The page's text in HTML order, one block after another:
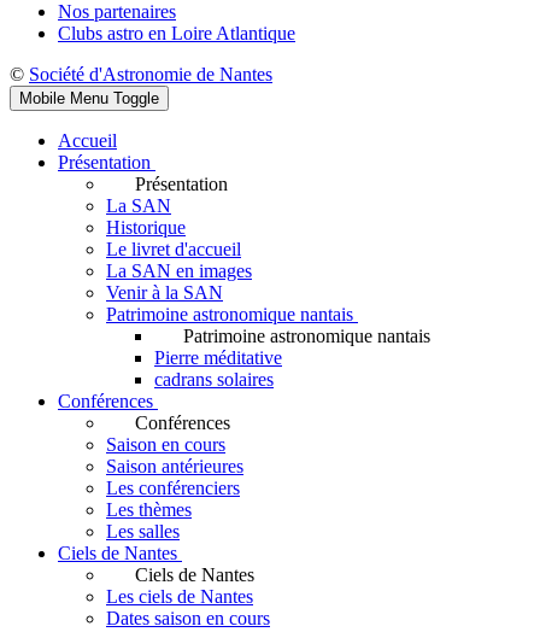
Nos partenaires
Clubs astro en Loire Atlantique
© Société d'Astronomie de Nantes
Mobile Menu Toggle
Accueil
Présentation
Présentation
La SAN
Historique
Le livret d'accueil
La SAN en images
Venir à la SAN
Patrimoine astronomique nantais
Patrimoine astronomique nantais
Pierre méditative
cadrans solaires
Conférences
Conférences
Saison en cours
Saison antérieures
Les conférenciers
Les thèmes
Les salles
Ciels de Nantes
Ciels de Nantes
Les ciels de Nantes
Dates saison en cours